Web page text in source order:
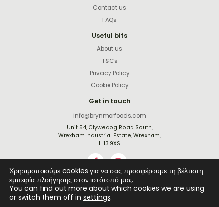
Contact us
FAQs
Useful bits
About us
T&Cs
Privacy Policy
Cookie Policy
Get in touch
info@brynmorfoods.com
Unit 54, Clywedog Road South,
Wrexham Industrial Estate, Wrexham,
LL13 9XS
Website by
Χρησιμοποιούμε cookies για να σας προσφέρουμε τη βέλτιστη
εμπειρία πλοήγησης στον ιστότοπό μας.
You can find out more about which cookies we are using
or switch them off in settings.